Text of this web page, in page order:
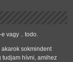
vagy .. todo.
akarok sokmindent
tudjam hívni, amihez